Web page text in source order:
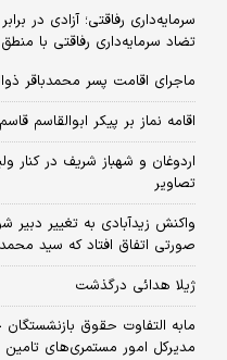
سرمایه‌داری رفاقتی؛ آزادی در
تضاد سرمایه‌داری رفاقتی با منطق
ماجرای اقامت پسر محمدباقر
اقامه نماز بر پیکر ابوالقاسم
اردوغان و شهباز شریف در کنار
تصاویر
واکنش زیدآبادی به تغییر
صورتی اتفاق افتاد که سید
ژیلا هدائی درگذشت
مابه التفاوت حقوق
مدیرکل امور مستمری‌های تامین